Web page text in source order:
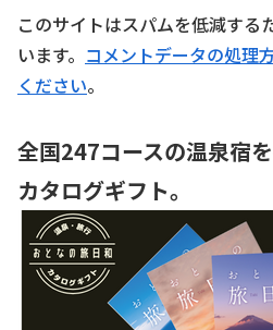
このサイトはスパムを低減する
います。 コメントデータの処理
ください。
全国247コースの温泉宿
カタログギフト。